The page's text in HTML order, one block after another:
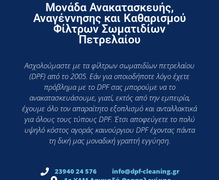
Μονάδα Ανακατασκευής,
Αναγέννησης και Καθαρισμού
Φίλτρων Σωματιδίων
Πετρελαίου
Ασχολούμαστε με τα φίλτρων σωματιδίων πετρελαίου
(DPF) από το 2005. Εάν για οποιοδήποτε λόγο έχετε
πρόβλημα με το DPF σας μπορούμε να το
ανακατασκευάσουμε, γιατί, εκτός από την εμπειρία,
έχουμε όλο τον απαραίτητο εξοπλισμό και ανταλλακτικά
για όλους τους τύπους DPF. Έτσι αποφεύγετε το πολύ
υψηλό κόστος αγοράς καινούργιου DPF έχοντας πάντα
τη δική μας μοναδική γραπτή εγγύηση.
23940 24 576
info@dpf-cleaning.gr